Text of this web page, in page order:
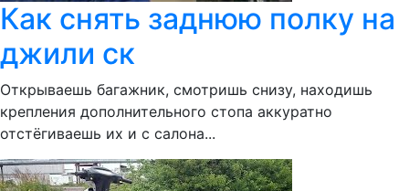
Как снять заднюю полку на
джили ск
Открываешь багажник, смотришь снизу, находишь
крепления дополнительного стопа аккуратно
отстёгиваешь их и с салона...